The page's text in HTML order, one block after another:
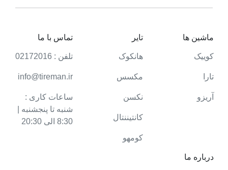
درباره ما
ماشین ها
کوییک
تارا
آریزو
تایر
هانکوک
مکسس
نکسن
کانتیننتال
کومهو
تماس با ما
تلفن : 02172016
info@tireman.ir
ساعات کاری :
شنبه تا پنجشنبه |
8:30 الی 20:30